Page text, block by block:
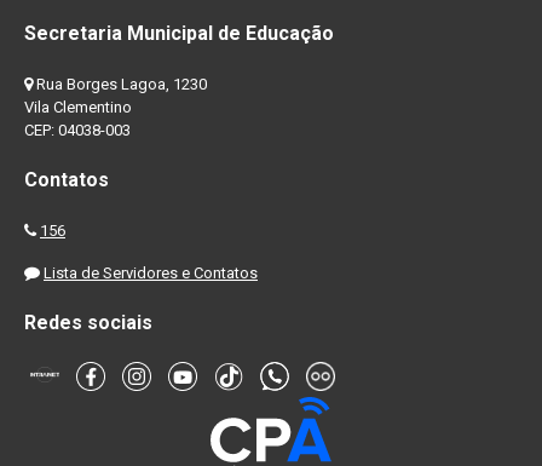
Secretaria Municipal de Educação
Rua Borges Lagoa, 1230
Vila Clementino
CEP: 04038-003
Contatos
156
Lista de Servidores e Contatos
Redes sociais